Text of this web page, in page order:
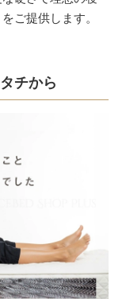
ご提供します。
チから